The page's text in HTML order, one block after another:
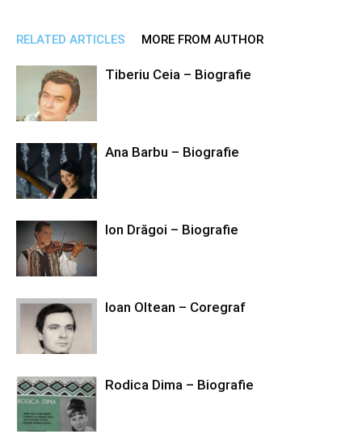
RELATED ARTICLES MORE FROM AUTHOR
Tiberiu Ceia – Biografie
Ana Barbu – Biografie
Ion Drăgoi – Biografie
Ioan Oltean – Coregraf
Rodica Dima – Biografie